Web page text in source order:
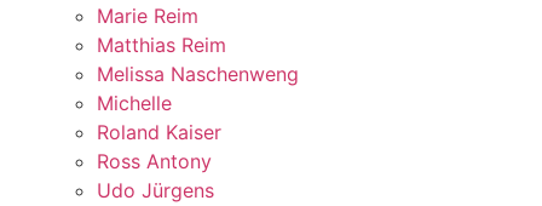
Marie Reim
Matthias Reim
Melissa Naschenweng
Michelle
Roland Kaiser
Ross Antony
Udo Jürgens